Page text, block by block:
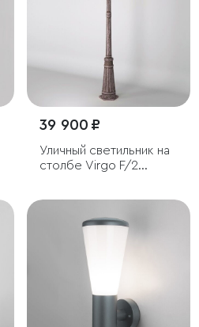
39 900 ₽
Уличный светильник на
столбе Virgo F/2